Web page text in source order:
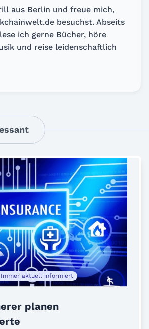
aus Berlin und freue mich,
besuchst. Abseits
ich gerne Bücher, höre
und reise leidenschaftlich
Immer aktuell informiert
planen